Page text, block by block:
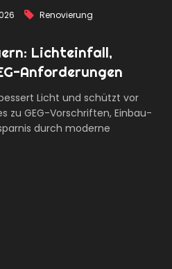
Renovierung
Lichteinfall,
Anforderungen
Licht und schützt vor
zu GEG-Vorschriften, Einbau-
durch moderne